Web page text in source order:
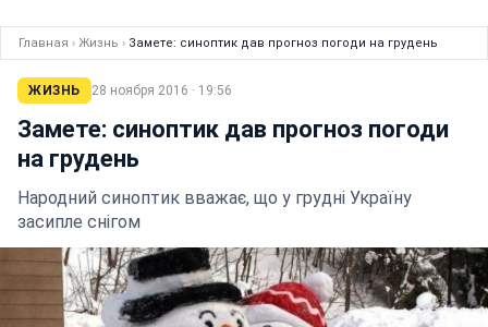
Главная › Жизнь › Замете: синоптик дав прогноз погоди на грудень
ЖИЗНЬ 28 ноября 2016 · 19:56
Замете: синоптик дав прогноз погоди
на грудень
Народний синоптик вважає, що у грудні Україну
засипле снігом